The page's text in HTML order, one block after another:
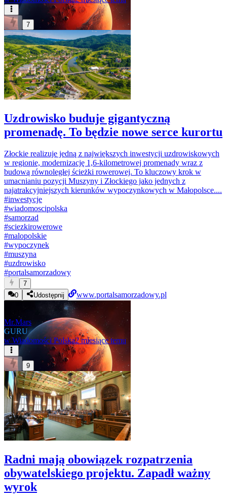
7
Uzdrowisko buduje gigantyczną
promenadę. To będzie nowe serce kurortu
Złockie realizuje jedną z największych inwestycji uzdrowiskowych
w regionie, modernizację 1,6-kilometrowej promenady wraz z
budową równoległej ścieżki rowerowej. To kluczowy krok w
umacnianiu pozycji Muszyny i Złockiego jako jednych z
najatrakcyjniejszych kierunków wypoczynkowych w Małopolsce....
#inwestycje
#wiadomoscipolska
#samorzad
#sciezkirowerowe
#malopolskie
#wypoczynek
#muszyna
#uzdrowisko
#portalsamorzadowy
7
0
Udostępnij www.portalsamorzadowy.pl
Mr.Mars
GURU
w Wiadomości Polska2 miesiące temu
9
Radni mają obowiązek rozpatrzenia
obywatelskiego projektu. Zapadł ważny
wyrok